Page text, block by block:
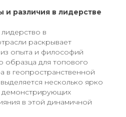
различия в лидерстве
в
раскрывает
опыта и философий
образца для топового
в геопространственной
несколько ярко
демонстрирующих
в этой динамичной